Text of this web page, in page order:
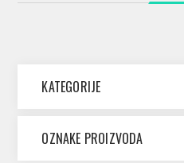
KATEGORIJE
OZNAKE PROIZVODA